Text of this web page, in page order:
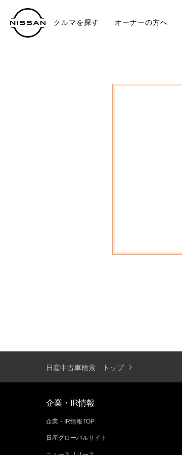
クルマを探す オーナーの方へ
日産中古車検索 トップ
企業・IR情報
企業・IR情報TOP
日産グローバルサイト